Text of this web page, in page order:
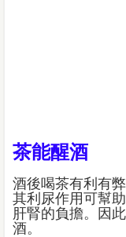
茶能醒酒
酒後喝茶有利有
其利尿作用可幫
肝腎的負擔。因
酒。